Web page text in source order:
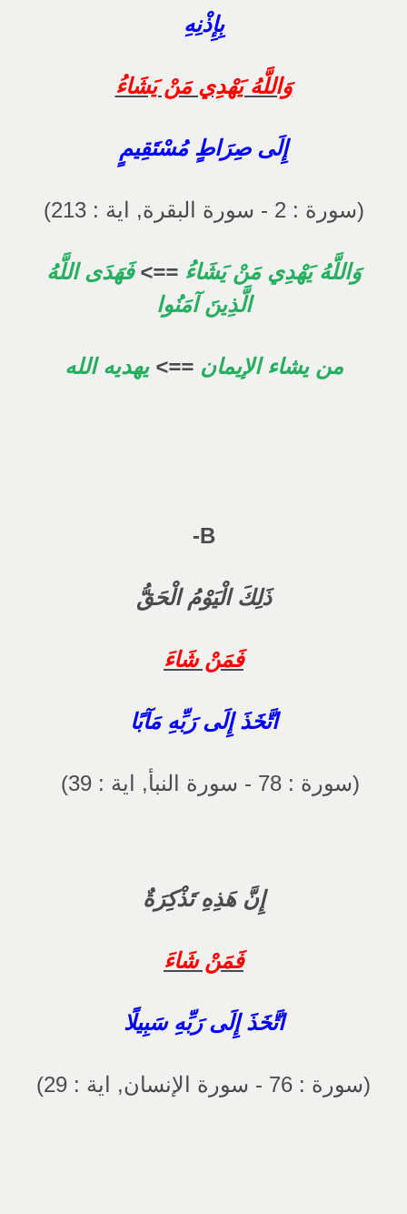
بِإِذْنِهِ
وَاللَّهُ يَهْدِي مَنْ يَشَاءُ
إِلَى صِرَاطٍ مُسْتَقِيمٍ
(سورة : 2 - سورة البقرة, اية : 213)
وَاللَّهُ يَهْدِي مَنْ يَشَاءُ ==> فَهَدَى اللَّهُ
الَّذِينَ آمَنُوا
من يشاء الإيمان==>يهديه الله
B-
ذَلِكَ الْيَوْمُ الْحَقُّ
فَمَنْ شَاءَ
اتَّخَذَ إِلَى رَبِّهِ مَآبًا
(سورة : 78 - سورة النبأ, اية : 39)
إِنَّ هَذِهِ تَذْكِرَةٌ
فَمَنْ شَاءَ
اتَّخَذَ إِلَى رَبِّهِ سَبِيلًا
(سورة : 76 - سورة الإنسان, اية : 29)